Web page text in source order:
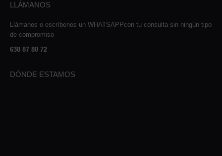
LLÁMANOS
Llámanos o escríbenos un WHATSAPPcon tu consulta sin ningún tipo
de compromiso
638 87 80 72
DÓNDE ESTAMOS